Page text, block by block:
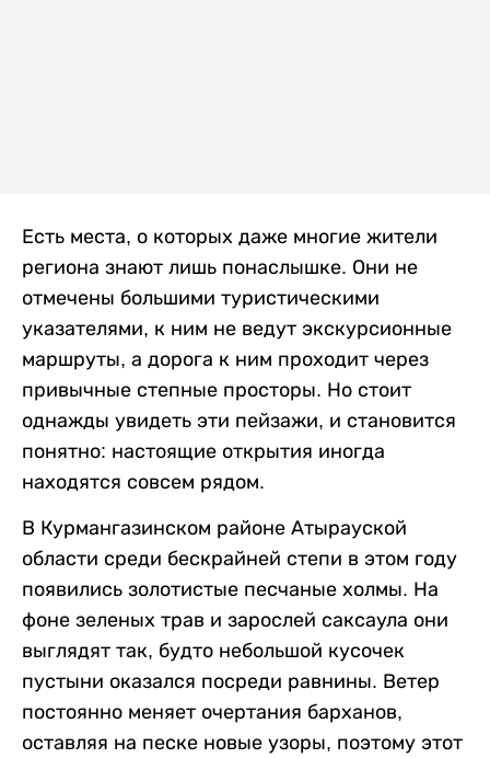
Есть места, о которых даже многие жители
региона знают лишь понаслышке. Они не
отмечены большими туристическими
указателями, к ним не ведут экскурсионные
маршруты, а дорога к ним проходит через
привычные степные просторы. Но стоит
однажды увидеть эти пейзажи, и становится
понятно: настоящие открытия иногда
находятся совсем рядом.
В Курмангазинском районе Атырауской
области среди бескрайней степи в этом году
появились золотистые песчаные холмы. На
фоне зеленых трав и зарослей саксаула они
выглядят так, будто небольшой кусочек
пустыни оказался посреди равнины. Ветер
постоянно меняет очертания барханов,
оставляя на песке новые узоры, поэтому этот